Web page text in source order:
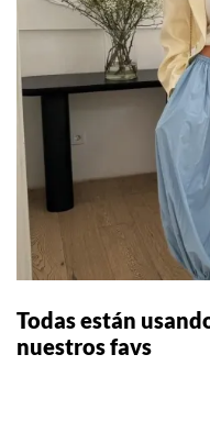
Todas están
nuestros favs